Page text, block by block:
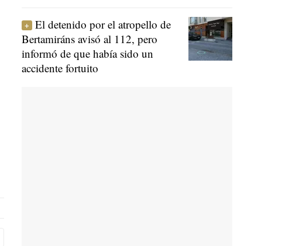
El detenido por el atropello de
Bertamiráns avisó al 112, pero
informó de que había sido un
accidente fortuito